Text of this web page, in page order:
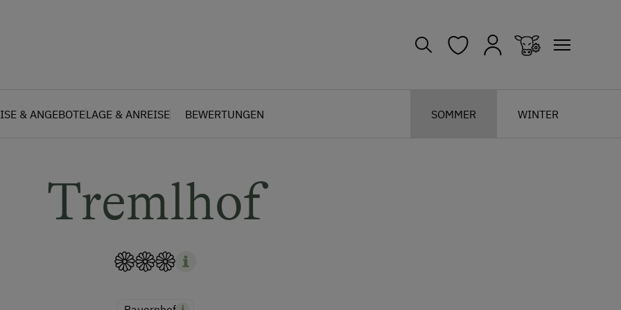
& ANGEBOTELAGE & ANREISE BEWERTUNGEN SOMMER WINTER
Tremlhof